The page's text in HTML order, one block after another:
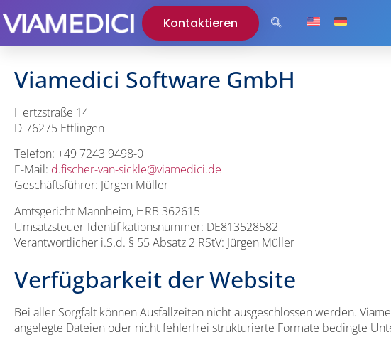
Kontaktieren
Viamedici Software GmbH
Hertzstraße 14
D-76275 Ettlingen
Telefon: +49 7243 9498-0
E-Mail: d.fischer-van-sickle@viamedici.de
Geschäftsführer: Jürgen Müller
Amtsgericht Mannheim, HRB 362615
Umsatzsteuer-Identifikationsnummer: DE813528582
Verantwortlicher i.S.d. § 55 Absatz 2 RStV: Jürgen Müller
Verfügbarkeit der Website
Bei aller Sorgfalt können Ausfallzeiten nicht ausgeschlossen werden.
angelegte Dateien oder nicht fehlerfrei strukturierte Formate bedingte